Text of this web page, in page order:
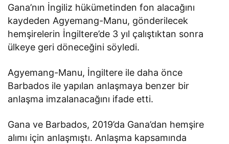
Gana’nın İngiliz hükümetinden fon alacağını
kaydeden Agyemang-Manu, gönderilecek
hemşirelerin İngiltere’de 3 yıl çalıştıktan sonra
ülkeye geri döneceğini söyledi.
Agyemang-Manu, İngiltere ile daha önce
Barbados ile yapılan anlaşmaya benzer bir
anlaşma imzalanacağını ifade etti.
Gana ve Barbados, 2019’da Gana’dan hemşire
alımı için anlaşmıştı. Anlaşma kapsamında